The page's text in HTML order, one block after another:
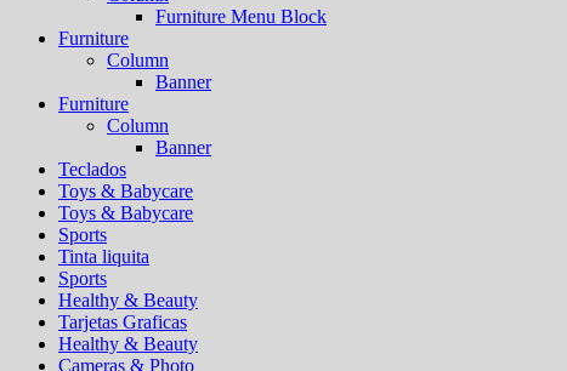
Furniture Menu Block
Furniture
Column
Banner
Furniture
Column
Banner
Teclados
Toys & Babycare
Toys & Babycare
Sports
Tinta liquita
Sports
Healthy & Beauty
Tarjetas Graficas
Healthy & Beauty
Cameras & Photo